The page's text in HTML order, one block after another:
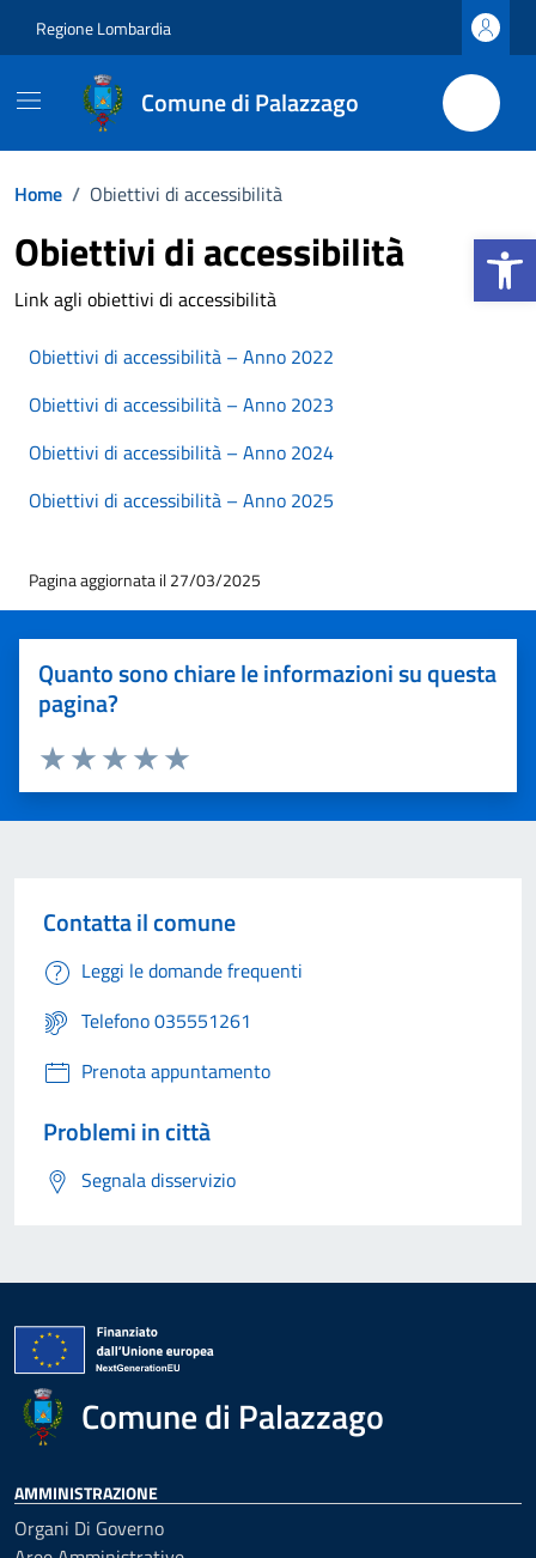
Apri la
Regione Lombardia
Comune di Palazzago
Home / Obiettivi di accessibilità
Obiettivi di accessibilità
Link agli obiettivi di accessibilità
Obiettivi di accessibilità – Anno 2022
Obiettivi di accessibilità – Anno 2023
Obiettivi di accessibilità – Anno 2024
Obiettivi di accessibilità – Anno 2025
Pagina aggiornata il 27/03/2025
Quanto sono chiare le informazioni su questa
pagina?
Valuta 5 stelle su 5
Valuta 4 stelle su 5
Valuta 3 stelle su 5
Valuta 2 stelle su 5
Valuta 1 stelle su 5
Contatta il comune
Leggi le domande frequenti
Telefono 035551261
Prenota appuntamento
Problemi in città
Segnala disservizio
Comune di Palazzago
AMMINISTRAZIONE
Organi Di Governo